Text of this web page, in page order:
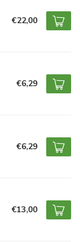
€22,00
€6,29
€6,29
€13,00